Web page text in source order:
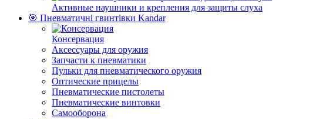
Активные наушники и крепления для защиты слуха
🎯 Пневматичні гвинтівки Kandar
Консервация
Аксессуары для оружия
Запчасти к пневматики
Пульки для пневматического оружия
Оптические прицелы
Пневматические пистолеты
Пневматические винтовки
Самооборона